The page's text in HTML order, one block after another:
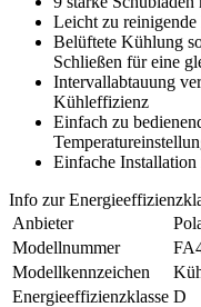
Leicht zu
Belüftete Kühlung
Schließen für eine
Intervallabtauung
Kühleffizienz
Einfach zu
Einfache Installation
Info zur
Anbieter
Modellnummer
Modellkennzeichen
Energieeffizienzklasse D